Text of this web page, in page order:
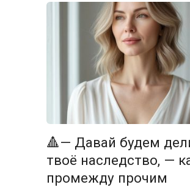
🔺— Давай будем
твоё наследство, —
промежду прочим